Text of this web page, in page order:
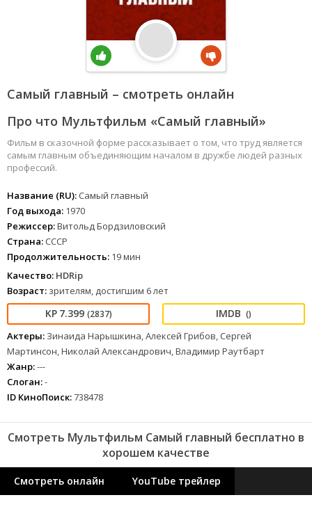
Самый главный – смотреть онлайн
Про что Мультфильм «Самый главный»
Фильм в сказочной форме рассказывает о том, что труд является
самым главным объединяющим началом в дружбе людей разных
профессий.
Название (RU): Самый главный
Год выхода: 1970
Режиссер:Витольд Бордзиловский
Страна: СССР
Продолжительность: 19 мин
Качество: HDRip
Возраст: зрителям, достигшим 6 лет
7.399 (2837) ()
Актеры: Зинаида Нарышкина, Алексей Грибов, Сергей
Мартинсон, Николай Александрович, Владимир Раутбарт
Жанр:---
Слоган:-
ID КиноПоиск:738478
Смотреть Мультфильм Самый главный бесплатно в
хорошем качестве
Смотреть онлайн YouTube трейлер